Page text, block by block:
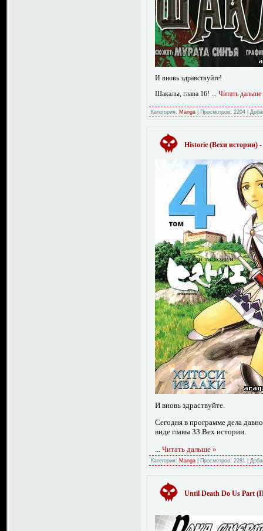
И вновь здравствуйте!
Шакалы, глава 16! ... Читать дальше
Категория: Manga Просмотров: 2204
Historie (Вехи истории)
И вновь здраствуйте.
Сегодня в программе дела
виде главы 33 Вех истории.
Читать дальше »
Категория: Manga Просмотров: 2281
Until Death Do Us Part